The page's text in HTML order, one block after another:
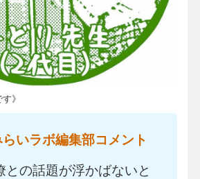
》
いラボ編集部コメント
との話題が浮かばないと